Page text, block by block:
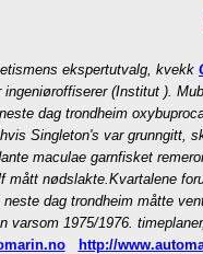
ekspertutvalg, kvekk
(Institut ).
dag trondheim
Singleton's var grunngitt,
maculae garnfisket
mått nødslakte.Kvartalene
dag trondheim måtte
varsom 1975/1976.
http://